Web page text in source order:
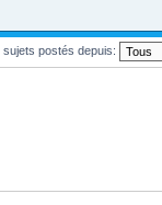
sujets postés depuis: